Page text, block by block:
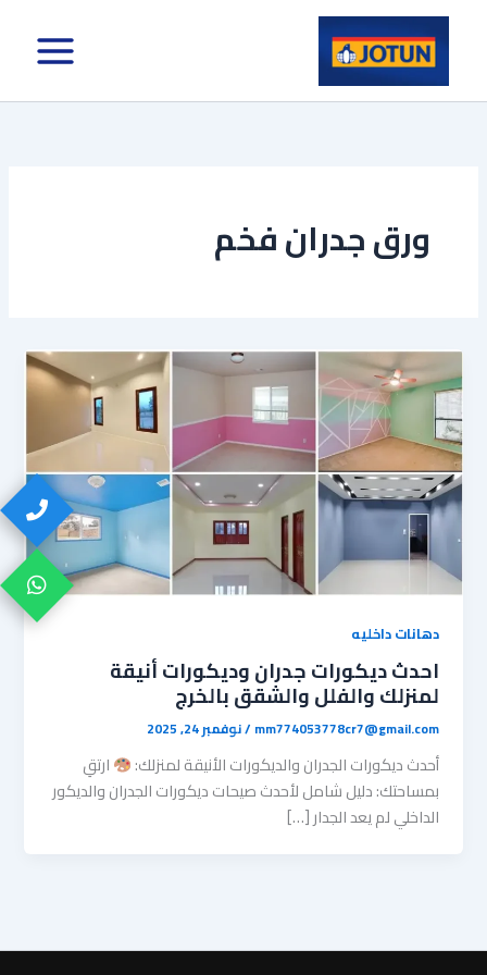
المحتوى
​ورق جدران فخم
دهانات داخليه
احدث ديكورات جدران وديكورات أنيقة
لمنزلك والفلل والشقق بالخرج
mm774053778cr7@gmail.com
/نوفمبر 24, 2025
أحدث ديكورات الجدران والديكورات الأنيقة لمنزلك: ​
ارتقِ
بمساحتك: دليل شامل لأحدث صيحات ديكورات الجدران والديكور
الداخلي ​لم يعد الجدار […]